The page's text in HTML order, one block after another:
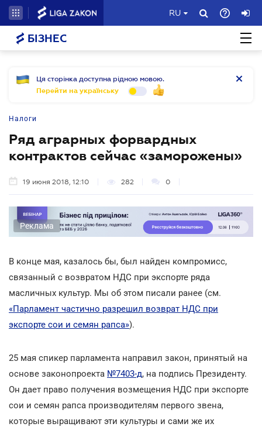
RU
БІЗНЕС
Ця сторінка доступна рідною мовою.
Перейти на українську
Налоги
Ряд аграрных форвардных
контрактов сейчас «заморожены»
19 июня 2018, 12:10 282 0
Реклама
В конце мая, казалось бы, был найден компромисс,
связанный с возвратом НДС при экспорте ряда
масличных культур. Мы об этом писали ранее (см.
«Парламент частично разрешил возврат НДС при
экспорте сои и семян рапса»).
25 мая спикер парламента направил закон, принятый на
основе законопроекта №7403-д, на подпись Президенту.
Он дает право получения возмещения НДС при экспорте
сои и семян рапса производителям первого звена,
которые выращивают эти культуры и сами же их